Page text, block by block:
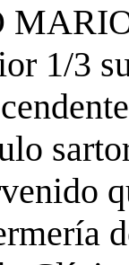
1/3